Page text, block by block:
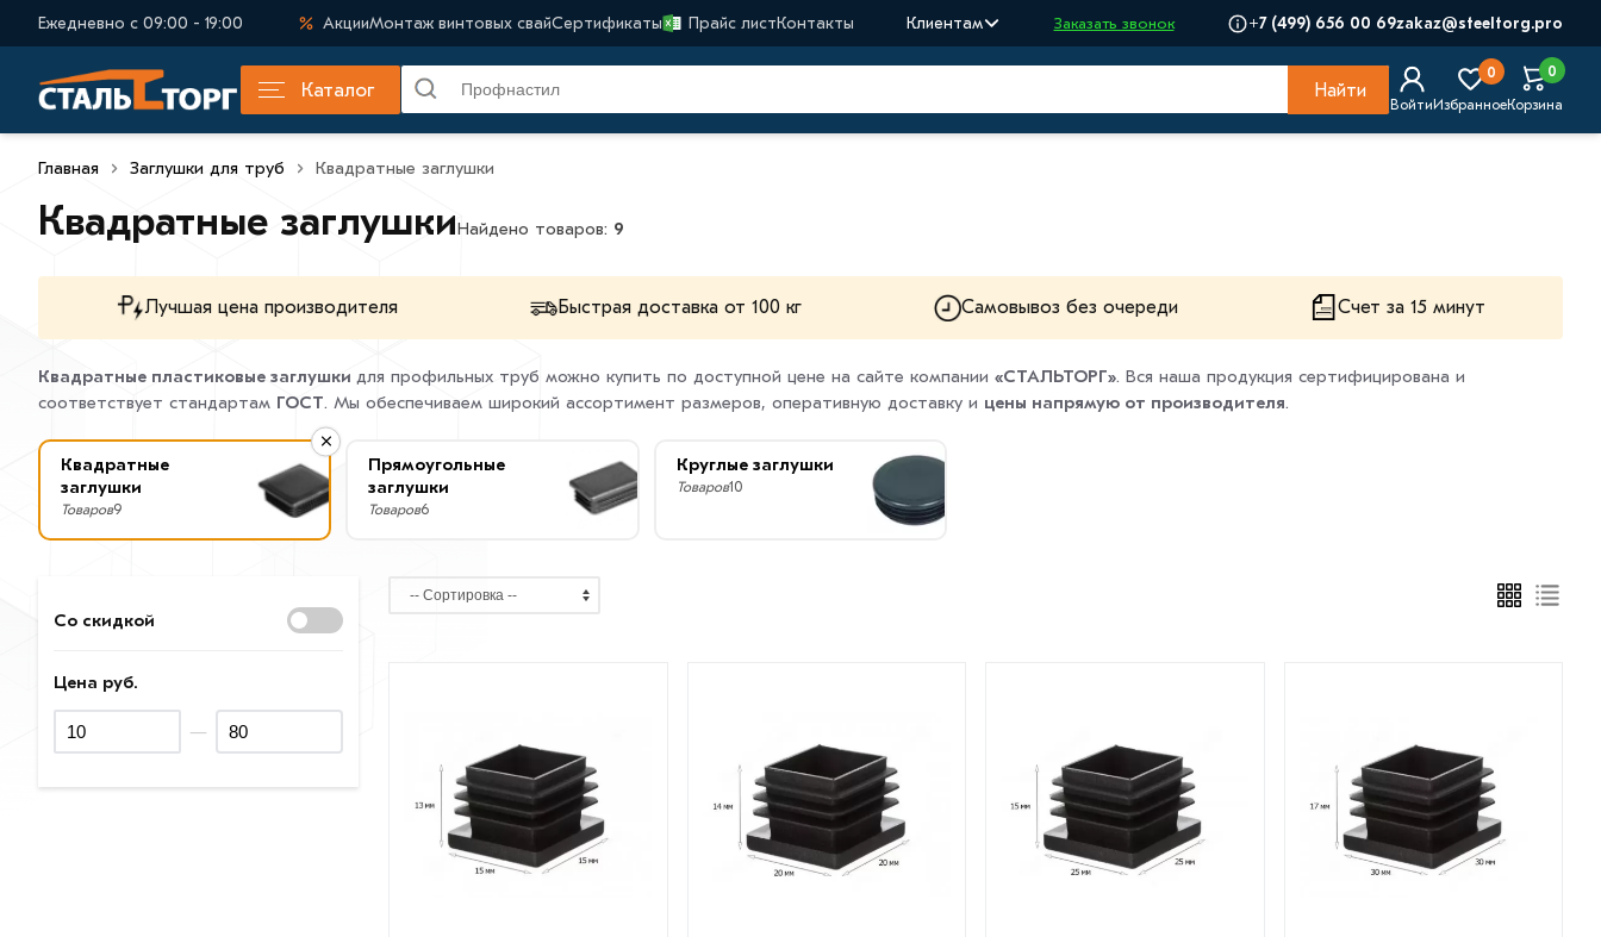
Ежедневно с 09:00 - 19:00 АкцииМонтаж винтовых свайСертификаты Прайс листКонтакты Клиентам Заказать звонок +7 (499) 656 00 69zakaz@steeltorg.pro
Каталог Найти
ВойтиИзбранное
0
Корзина
0
Главная Заглушки для труб Квадратные заглушки
Квадратные заглушкиНайдено товаров: 9
Лучшая цена производителя Быстрая доставка от 100 кг Самовывоз без очереди Счет за 15 минут
Квадратные пластиковые заглушки для профильных труб можно купить по доступной цене на сайте компании «СТАЛЬТОРГ». Вся наша продукция сертифицирована и
соответствует стандартам ГОСТ. Мы обеспечиваем широкий ассортимент размеров, оперативную доставку и цены напрямую от производителя.
Квадратные
заглушки
Товаров9
Прямоугольные
заглушки
Товаров6
Круглые заглушки
Товаров10
Со скидкой
Цена руб.
—